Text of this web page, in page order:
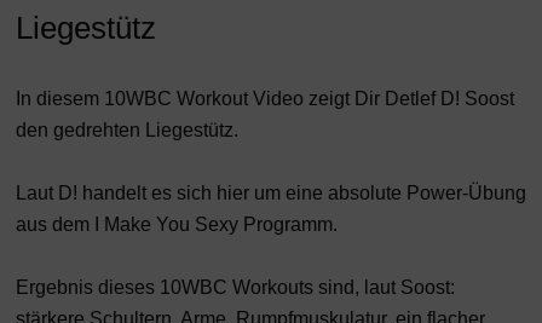
Liegestütz
In diesem 10WBC Workout Video zeigt Dir Detlef D! Soost
den gedrehten Liegestütz.
Laut D! handelt es sich hier um eine absolute Power-Übung
aus dem I Make You Sexy Programm.
Ergebnis dieses 10WBC Workouts sind, laut Soost:
stärkere Schultern, Arme, Rumpfmuskulatur, ein flacher